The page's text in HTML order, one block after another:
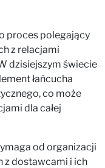
proces polegający
z relacjami
dzisiejszym świecie
łańcucha
co może
dla całej
od organizacji
z dostawcami i ich